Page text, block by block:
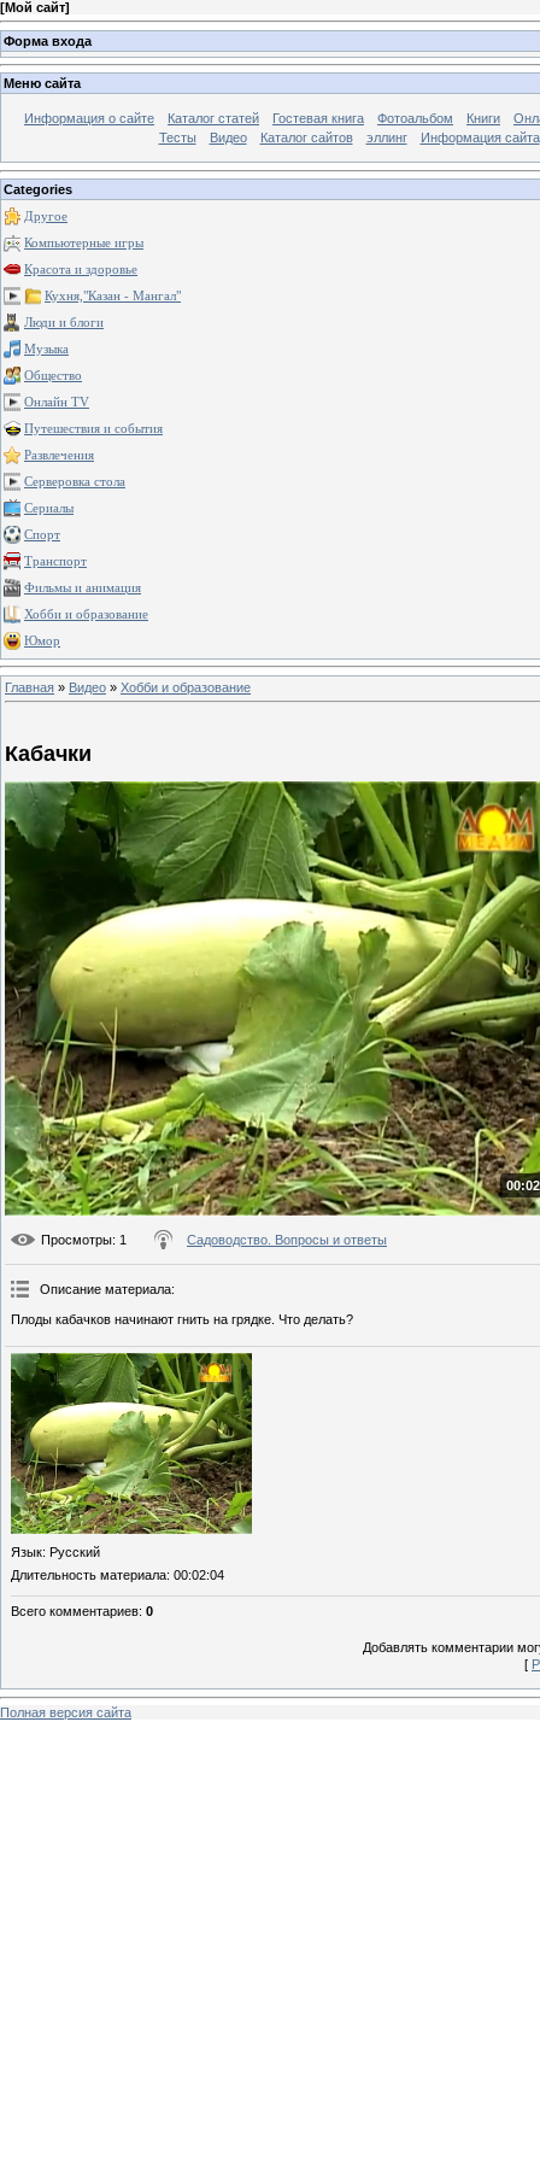
[Мой сайт]
Форма входа
Меню сайта
Информация о сайте Каталог статей Гостевая книга Фотоальбом Книги
Тесты
Видео Каталог сайтов эллинг Информация сайта
Categories
Другое
Компьютерные игры
Красота и здоровье
Кухня,"Казан - Мангал"
Люди и блоги
Музыка
Общество
Онлайн TV
Путешествия и события
Развлечения
Серверовка стола
Сериалы
Спорт
Транспорт
Фильмы и анимация
Хобби и образование
Юмор
Главная » Видео » Хобби и образование
Кабачки
Просмотры: 1 Садоводство. Вопросы и ответы
Описание материала:
Плоды кабачков начинают гнить на грядке. Что делать?
Язык: Русский
Длительность материала: 00:02:04
Всего комментариев: 0
Добавлять комментарии
[
Полная версия сайта